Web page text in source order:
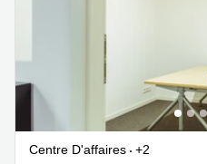
Centre D'affaires +2